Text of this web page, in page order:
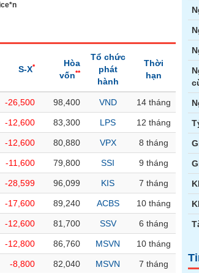
S-X*
Hòa
vốn**
Tổ chức
phát
hành
Thời
hạn
-26,500 98,400 VND 14 tháng
-12,600 83,300 LPS 12 tháng
-12,600 80,880 VPX 8 tháng
-11,600 79,800 SSI 9 tháng
-28,599 96,099 KIS 7 tháng
-17,600 89,240 ACBS 10 tháng
-12,600 81,700 SSV 6 tháng
-12,800 86,760 MSVN 10 tháng
-8,800 82,040 MSVN 7 tháng
Hợp đồng tương lai Trái phiếu